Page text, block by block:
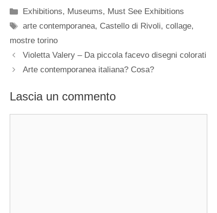
Categorie
Exhibitions, Museums, Must See Exhibitions
Tag
arte contemporanea, Castello di Rivoli,collage,
mostre torino
Violetta Valery – Da piccola facevo disegni colorati
Arte contemporanea italiana? Cosa?
Lascia un commento